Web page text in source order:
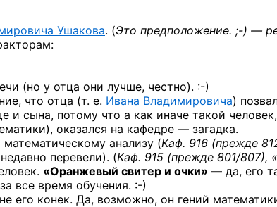
Ушакова. (Это предположение. ;-) —
(но у отца они лучше, честно). :-)
что отца (т. е. Ивана Владимировича)
и сына, потому что а как иначе такой
оказался на кафедре — загадка.
анализу (Каф. 916 (прежде
перевели). (Каф. 915 (прежде 801/807),
«Оранжевый свитер и очки» — да, его
все время обучения. :-)
его конек. Да, возможно, он гений